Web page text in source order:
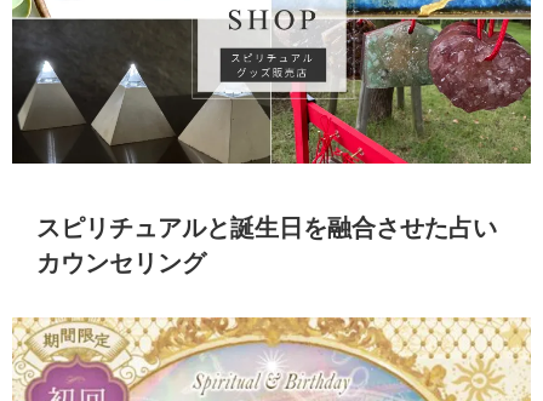
スピリチュアルと誕生日を融合させた占い
カウンセリング